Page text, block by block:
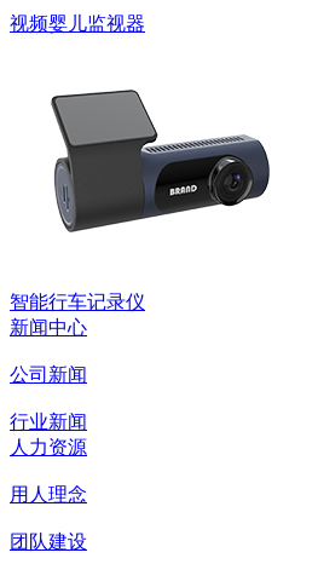
视频婴儿监视器
智能行车记录仪
新闻中心
公司新闻
行业新闻
人力资源
用人理念
团队建设